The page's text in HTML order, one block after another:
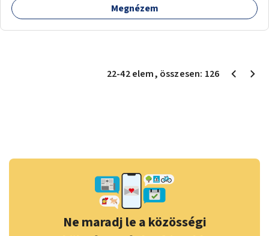
Megnézem
22-42elem, összesen: 126
Ne maradj le a közösségi